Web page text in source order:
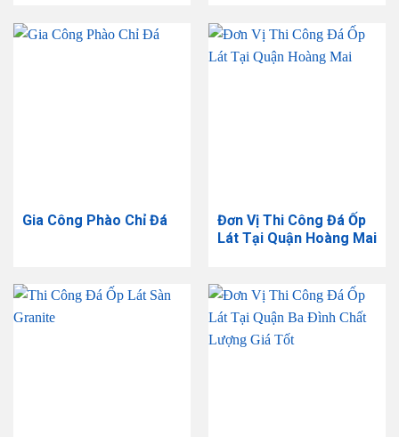
Gia Công Phào Chỉ Đá
Đơn Vị Thi Công Đá Ốp
Lát Tại Quận Hoàng Mai